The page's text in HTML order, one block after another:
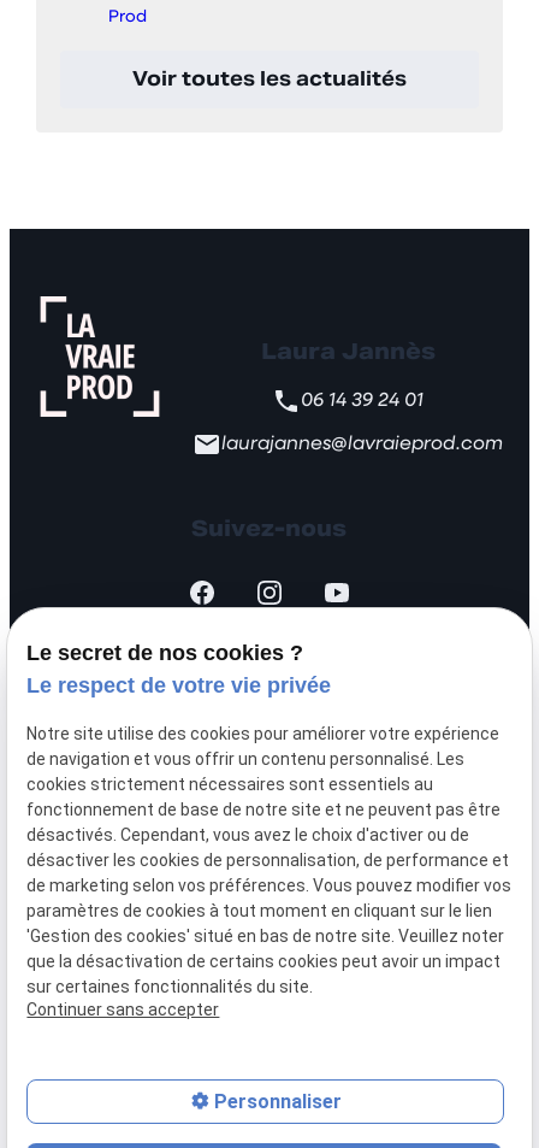
Prod
Voir toutes les actualités
Laura Jannès
06 14 39 24 01
laurajannes@lavraieprod.com
Suivez-nous
Mentions légales
Politique de
confidentialité
Gestion
des
cookies
Plan du
site
Le secret de nos cookies ?
Le respect de votre vie privée
Notre site utilise des cookies pour améliorer votre expérience
de navigation et vous offrir un contenu personnalisé. Les
cookies strictement nécessaires sont essentiels au
fonctionnement de base de notre site et ne peuvent pas être
désactivés. Cependant, vous avez le choix d'activer ou de
désactiver les cookies de personnalisation, de performance et
de marketing selon vos préférences. Vous pouvez modifier vos
paramètres de cookies à tout moment en cliquant sur le lien
'Gestion des cookies' situé en bas de notre site. Veuillez noter
que la désactivation de certains cookies peut avoir un impact
sur certaines fonctionnalités du site.
Continuer sans accepter
Personnaliser